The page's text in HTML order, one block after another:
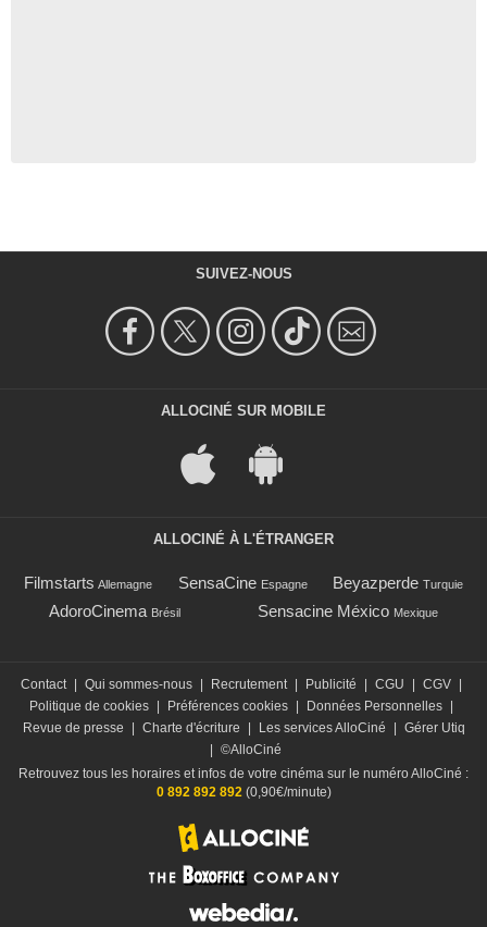
SUIVEZ-NOUS
ALLOCINÉ SUR MOBILE
ALLOCINÉ À L'ÉTRANGER
Filmstarts Allemagne SensaCine Espagne Beyazperde Turquie
AdoroCinema Brésil Sensacine México Mexique
Contact Qui sommes-nous Recrutement Publicité CGU CGV
Politique de cookies
Préférences cookies Données Personnelles
Revue de presse
Charte d'écriture Les services AlloCiné
Gérer Utiq
©AlloCiné
Retrouvez tous les horaires et infos de votre cinéma sur le numéro AlloCiné :
0 892 892 892(0,90€/minute)